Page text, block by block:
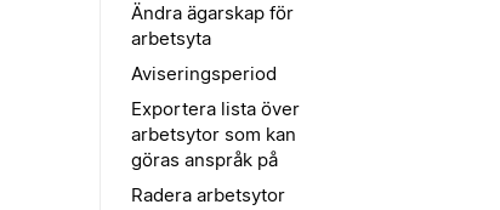
Ändra ägarskap för
arbetsyta
Aviseringsperiod
Exportera lista över
arbetsytor som kan
göras anspråk på
Radera arbetsytor